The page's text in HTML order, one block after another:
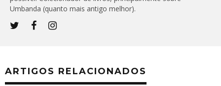
Umbanda (quanto mais antigo melhor).
ARTIGOS RELACIONADOS